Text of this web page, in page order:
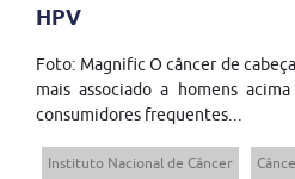
HPV
Foto: Magnific O câncer de
mais associado a homens
consumidores frequentes...
Instituto Nacional de Câncer